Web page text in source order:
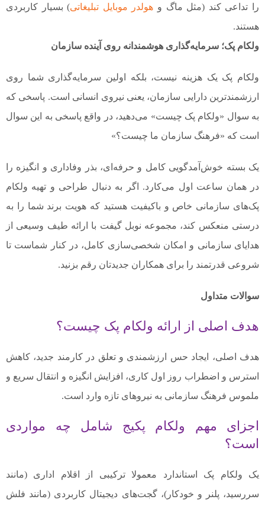
را تداعی کند (مثل ماگ و هولدر موبایل تبلیغاتی) بسیار کاربردی
هستند.
ولکام پک؛ سرمایه‌گذاری هوشمندانه روی آینده سازمان
ولکام پک یک هزینه نیست، بلکه اولین سرمایه‌گذاری شما روی
ارزشمندترین دارایی سازمان، یعنی نیروی انسانی است. پاسخی که
به سوال «ولکام پک چیست» می‌دهید، در واقع پاسخی به این سوال
است که «فرهنگ سازمان ما چیست؟»
یک بسته خوش‌آمدگویی کامل و حرفه‌ای، بذر وفاداری و انگیزه را
در همان ساعت اول می‌کارد. اگر به دنبال طراحی و تهیه ولکام
پک‌های سازمانی خاص و باکیفیت هستید که هویت برند شما را به
درستی منعکس کند، مجموعه نوبل گیفت با ارائه طیف وسیعی از
هدایای سازمانی و امکان شخصی‌سازی کامل، در کنار شماست تا
شروعی قدرتمند را برای همکاران جدیدتان رقم بزنید.
سوالات متداول
هدف اصلی از ارائه ولکام پک چیست؟
هدف اصلی، ایجاد حس ارزشمندی و تعلق در کارمند جدید، کاهش
استرس و اضطراب روز اول کاری، افزایش انگیزه و انتقال سریع و
ملموس فرهنگ سازمانی به نیروهای تازه وارد است.
اجزای مهم ولکام پکیج شامل چه مواردی
است؟
یک ولکام پک استاندارد معمولا ترکیبی از اقلام اداری (مانند
سررسید، پلنر و خودکار)، گجت‌های دیجیتال کاربردی (مانند فلش